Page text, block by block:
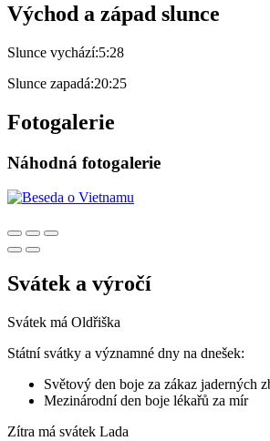
Východ a západ slunce
Slunce vychází:5:28
Slunce zapadá:20:25
Fotogalerie
Náhodná fotogalerie
Svátek a výročí
Svátek má Oldřiška
Státní svátky a významné dny na dnešek:
Světový den boje za zákaz jaderných
Mezinárodní den boje lékařů za mír
Zítra má svátek Lada